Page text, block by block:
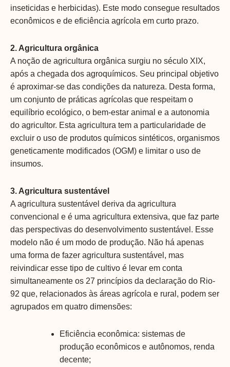
inseticidas e herbicidas). Este modo consegue resultados
econômicos e de eficiência agrícola em curto prazo.
2. Agricultura orgânica
A noção de agricultura orgânica surgiu no século XIX,
após a chegada dos agroquímicos. Seu principal objetivo
é aproximar-se das condições da natureza. Desta forma,
um conjunto de práticas agrícolas que respeitam o
equilíbrio ecológico, o bem-estar animal e a autonomia
do agricultor. Esta agricultura tem a particularidade de
excluir o uso de produtos químicos sintéticos, organismos
geneticamente modificados (OGM) e limitar o uso de
insumos.
3. Agricultura sustentável
A agricultura sustentável deriva da agricultura
convencional e é uma agricultura extensiva, que faz parte
das perspectivas do desenvolvimento sustentável. Esse
modelo não é um modo de produção. Não há apenas
uma forma de fazer agricultura sustentável, mas
reivindicar esse tipo de cultivo é levar em conta
simultaneamente os 27 princípios da declaração do Rio-
92 que, relacionados às áreas agrícola e rural, podem ser
agrupados em quatro dimensões:
Eficiência econômica: sistemas de
produção econômicos e autônomos, renda
decente;